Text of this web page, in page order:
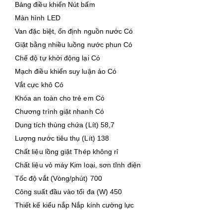
Bảng điều khiển Nút bấm
Màn hình LED
Van đặc biệt, ổn định nguồn nước Có
Giặt bằng nhiều luồng nước phun Có
Chế độ tự khởi động lại Có
Mạch điều khiển suy luận ảo Có
Vắt cực khô Có
Khóa an toàn cho trẻ em Có
Chương trình giặt nhanh Có
Dung tích thùng chứa (Lít) 58,7
Lượng nước tiêu thụ (Lít) 138
Chất liệu lồng giặt Thép không rỉ
Chất liệu vỏ máy Kim loại, sơn tĩnh điện
Tốc độ vắt (Vòng/phút) 700
Công suất đầu vào tối đa (W) 450
Thiết kế kiểu nắp Nắp kính cường lực